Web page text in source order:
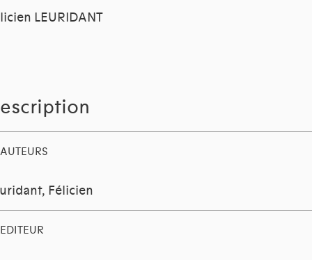
LEURIDANT
AUTEURS
Félicien
EDITEUR